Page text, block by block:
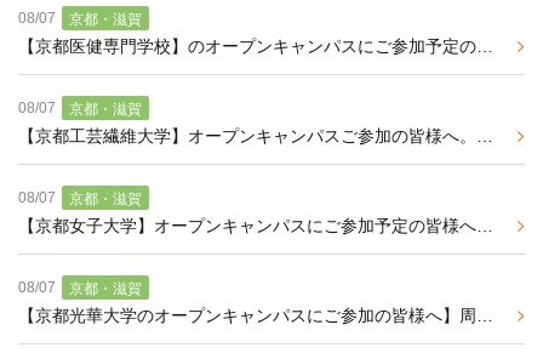
08/07 京都・滋賀
【京都医健専門学校】のオープンキャンパスにご参加予定の皆様へ 周辺環境・セキュリティ充実のおすすめ学生マンションのご紹介
08/07 京都・滋賀
【京都工芸繊維大学】オープンキャンパスご参加の皆様へ。京都工芸繊維大学周辺の家具・家電付き学生マンションのご紹介です
08/07 京都・滋賀
【京都女子大学】オープンキャンパスにご参加予定の皆様へ 周辺環境充実のおすすめ学生マンションのご紹介
08/07 京都・滋賀
【京都光華大学のオープンキャンパスにご参加の皆様へ】周辺のおすすめ学生マンション紹介〈女子専用フロアあり〉（来春入居予約受付中）